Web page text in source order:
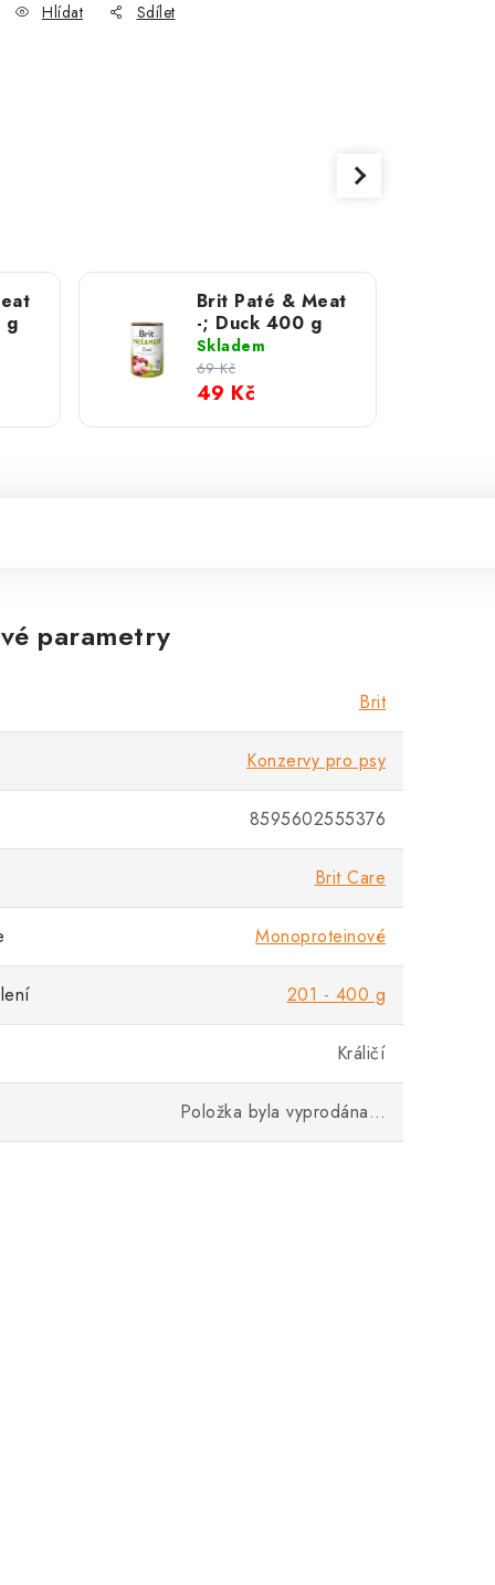
Hlídat Sdílet
g
Brit Paté & Meat
-; Duck 400 g
Skladem
49 Kč
69 Kč
parametry
Brit
Konzervy pro psy
8595602555376
Brit Care
Monoproteinové
201 - 400 g
Králičí
Položka byla vyprodána…